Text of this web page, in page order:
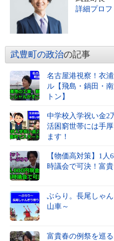
詳細プロ
武豊町の政治の記事
名古屋港視察！衣
ル【飛島・鍋田・
トン】
中学校入学祝い金2
活困窮世帯には手
ます！
【物価高対策】1
時議会で可決！富
ぶらり。長尾しゃ
山車～
富貴春の例祭を巡